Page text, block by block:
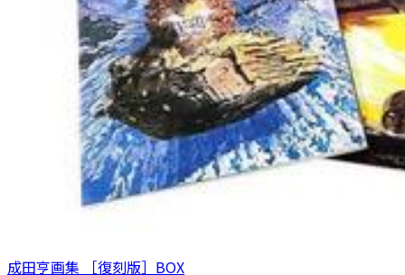
成田亨画集 ［復刻版］BOX